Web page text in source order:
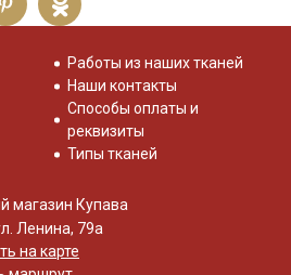
Работы из наших тканей
Наши контакты
Способы оплаты и
реквизиты
Типы тканей
магазин Купава
Ленина, 79а
на карте